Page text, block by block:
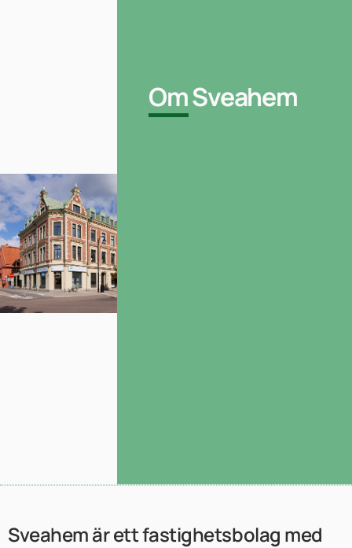
OmSveahem
Sveahem är ett fastighetsbolag med